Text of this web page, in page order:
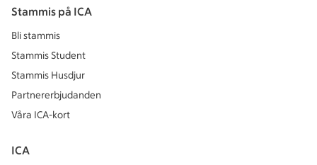
Stammis på ICA
Bli stammis
Stammis Student
Stammis Husdjur
Partnererbjudanden
Våra ICA-kort
ICA